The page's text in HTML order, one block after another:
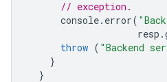
// exception.
console. error(
resp .
throw ( "Backend
}
}